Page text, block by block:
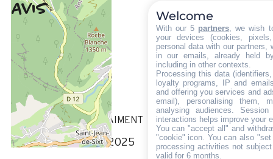
Avis
4
/ 5
(
Août 2025
SANDRINE
Plus de 50 ans
Femme
/ 5
JE RECOMMANDE VRAIMENT
Avis écrit le 04/09/2025
Welcome
With our 5 partners , we wish
your devices (cookies,
personal data with our partners,
in our emails, already held
including in other contexts.
Processing this data
loyalty programs, IP and
and offering you services and
email), personalising them,
analysing audiences.
interactions helps improve your
You can "accept all" and
"cookie" icon . You can also
processing activities not
valid for 6 months.